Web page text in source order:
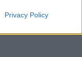
Privacy Policy